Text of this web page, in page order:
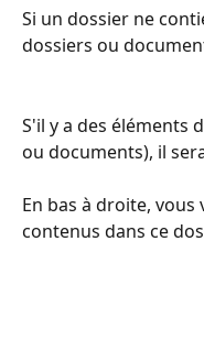
Si un dossier ne
dossiers ou
S'il y a des éléments
ou documents), il
En bas à droite,
contenus dans ce